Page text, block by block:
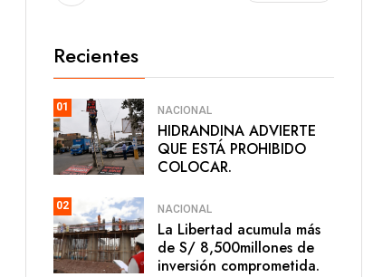
Recientes
01 NACIONAL
HIDRANDINA ADVIERTE
QUE ESTÁ PROHIBIDO
COLOCAR.
02 NACIONAL
La Libertad acumula más
de S/ 8,500millones de
inversión comprometida.